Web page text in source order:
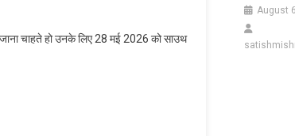
चाहते हो उनके लिए 28 मई 2026 को साउथ
August